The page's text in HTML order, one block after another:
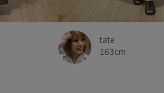
tate
163cm